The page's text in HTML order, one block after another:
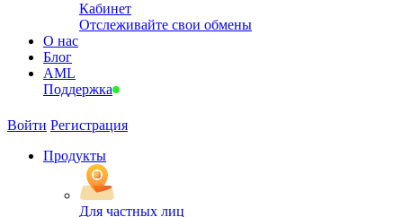
Кабинет
Отслеживайте свои обмены
О нас
Блог
AML
Поддержка
Войти Регистрация
Продукты
Для частных лиц